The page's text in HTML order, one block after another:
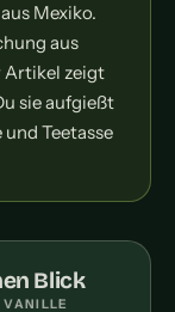
Mexiko.
aus
Artikel zeigt
sie aufgießt
Teetasse
Blick
VANILLE